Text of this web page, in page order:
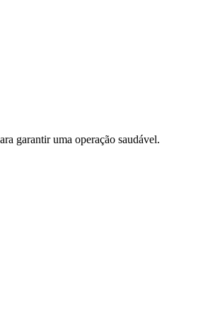
garantir uma operação saudável.